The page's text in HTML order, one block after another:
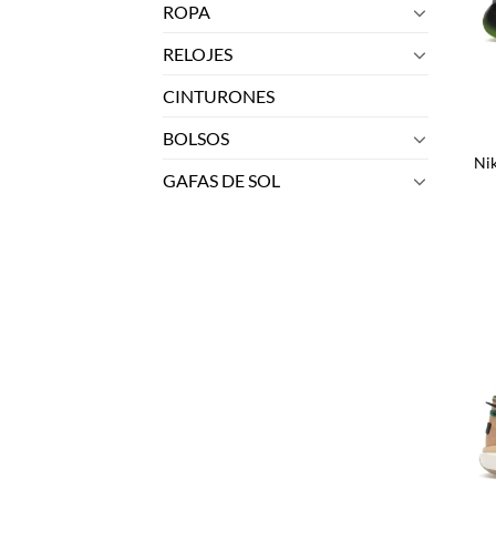
ROPA
RELOJES
CINTURONES
BOLSOS
GAFAS DE SOL